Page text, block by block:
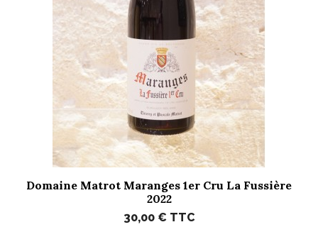
Domaine Matrot Maranges 1er Cru La Fussière
2022
30,00 € TTC